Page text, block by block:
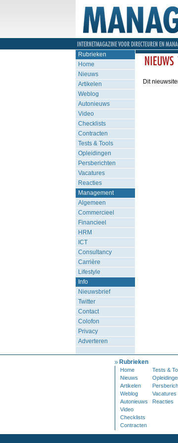
Rubrieken
Home
Nieuws
Artikelen
Weblog
Autonieuws
Video
Checklists
Contracten
Tests & Tools
Opleidingen
Persberichten
Vacatures
Reacties
Management
Algemeen
Commercieel
Financieel
HRM
ICT
Consultancy
Carrière
Lifestyle
Info
Nieuwsbrief
Twitter
Contact
Colofon
Privacy
Adverteren
Dit
Rubrieken
Home
Tests &
Nieuws
Artikelen
Weblog
Vacatures
Autonieuws
Reacties
Video
Checklists
Contracten